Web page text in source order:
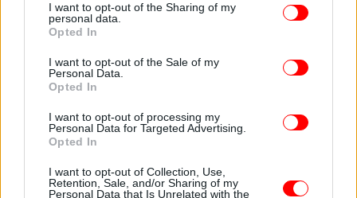
not limited to your visit or usage behaviour. You may click to
grant or deny consent to Google and its third-party tags to
use your data for below specified purposes in below Google
consent section.
I want to opt-out of the Sharing of my
personal data.
Opted In
I want to opt-out of the Sale of my
Personal Data.
Opted In
I want to opt-out of processing my
Personal Data for Targeted Advertising.
Opted In
I want to opt-out of Collection, Use,
Retention, Sale, and/or Sharing of my
Personal Data that Is Unrelated with the